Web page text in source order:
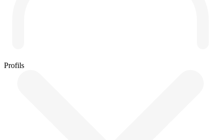
Profils